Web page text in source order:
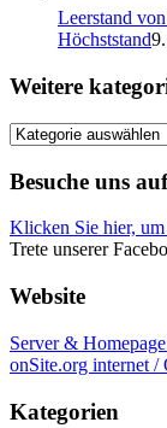
Leerstand
Höchststand
Weitere
Weitere
Besuche uns
Klicken Sie hier,
Trete unserer
Website
Server &
onSite.org internet /
Kategorien